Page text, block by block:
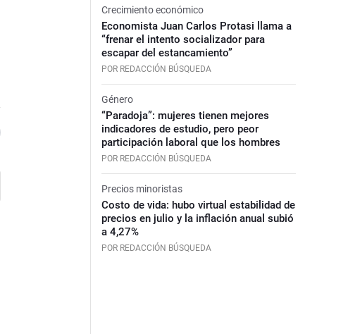
Crecimiento económico
Economista Juan Carlos Protasi llama a
“frenar el intento socializador para
escapar del estancamiento”
POR REDACCIÓN BÚSQUEDA
Género
“Paradoja”: mujeres tienen mejores
indicadores de estudio, pero peor
participación laboral que los hombres
POR REDACCIÓN BÚSQUEDA
Precios minoristas
Costo de vida: hubo virtual estabilidad de
precios en julio y la inflación anual subió
a 4,27%
POR REDACCIÓN BÚSQUEDA